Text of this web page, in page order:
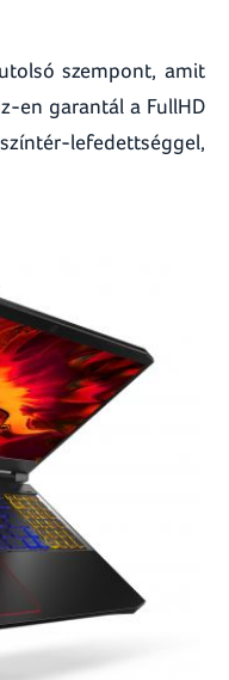
szempont, amit
en garantál a FullHD
lefedettséggel,